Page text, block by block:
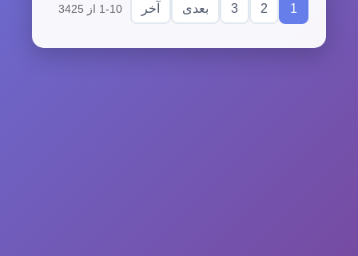
1
2
3 بعدی آخر 1-10 از 3425